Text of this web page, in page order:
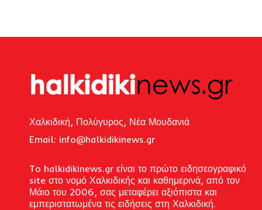
Χαλκιδική, Πολύγυρος, Νέα Μουδανιά
Email: info@halkidikinews.gr
To halkidikinews.gr είναι το πρώτο ειδησεογραφικό
site στο νομό Χαλκιδικής και καθημερινά, από τον
Μάιο του 2006, σας μεταφέρει αξιόπιστα και
εμπεριστατωμένα τις ειδήσεις στη Χαλκιδική.